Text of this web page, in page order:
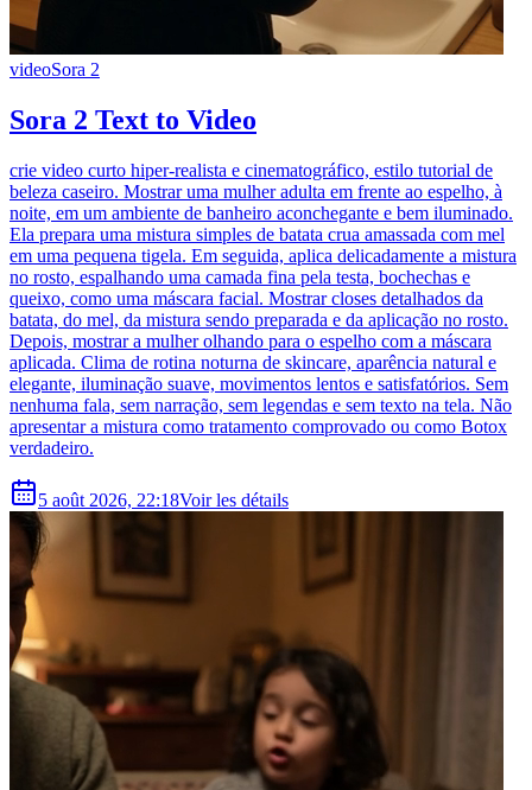
videoSora 2
Sora 2 Text to Video
crie video curto hiper-realista e cinematográfico, estilo tutorial de
beleza caseiro. Mostrar uma mulher adulta em frente ao espelho, à
noite, em um ambiente de banheiro aconchegante e bem iluminado.
Ela prepara uma mistura simples de batata crua amassada com mel
em uma pequena tigela. Em seguida, aplica delicadamente a mistura
no rosto, espalhando uma camada fina pela testa, bochechas e
queixo, como uma máscara facial. Mostrar closes detalhados da
batata, do mel, da mistura sendo preparada e da aplicação no rosto.
Depois, mostrar a mulher olhando para o espelho com a máscara
aplicada. Clima de rotina noturna de skincare, aparência natural e
elegante, iluminação suave, movimentos lentos e satisfatórios. Sem
nenhuma fala, sem narração, sem legendas e sem texto na tela. Não
apresentar a mistura como tratamento comprovado ou como Botox
verdadeiro.
5 août 2026, 22:18Voir les détails